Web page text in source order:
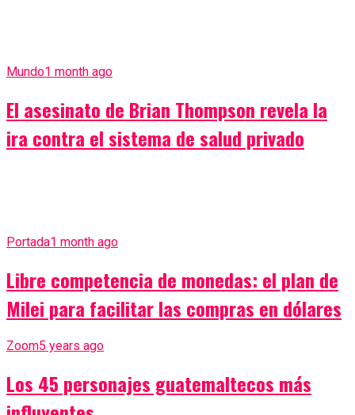
Mundo1 month ago
El asesinato de Brian Thompson revela la
ira contra el sistema de salud privado
Portada1 month ago
Libre competencia de monedas: el plan de
Milei para facilitar las compras en dólares
Zoom5 years ago
Los 45 personajes guatemaltecos más